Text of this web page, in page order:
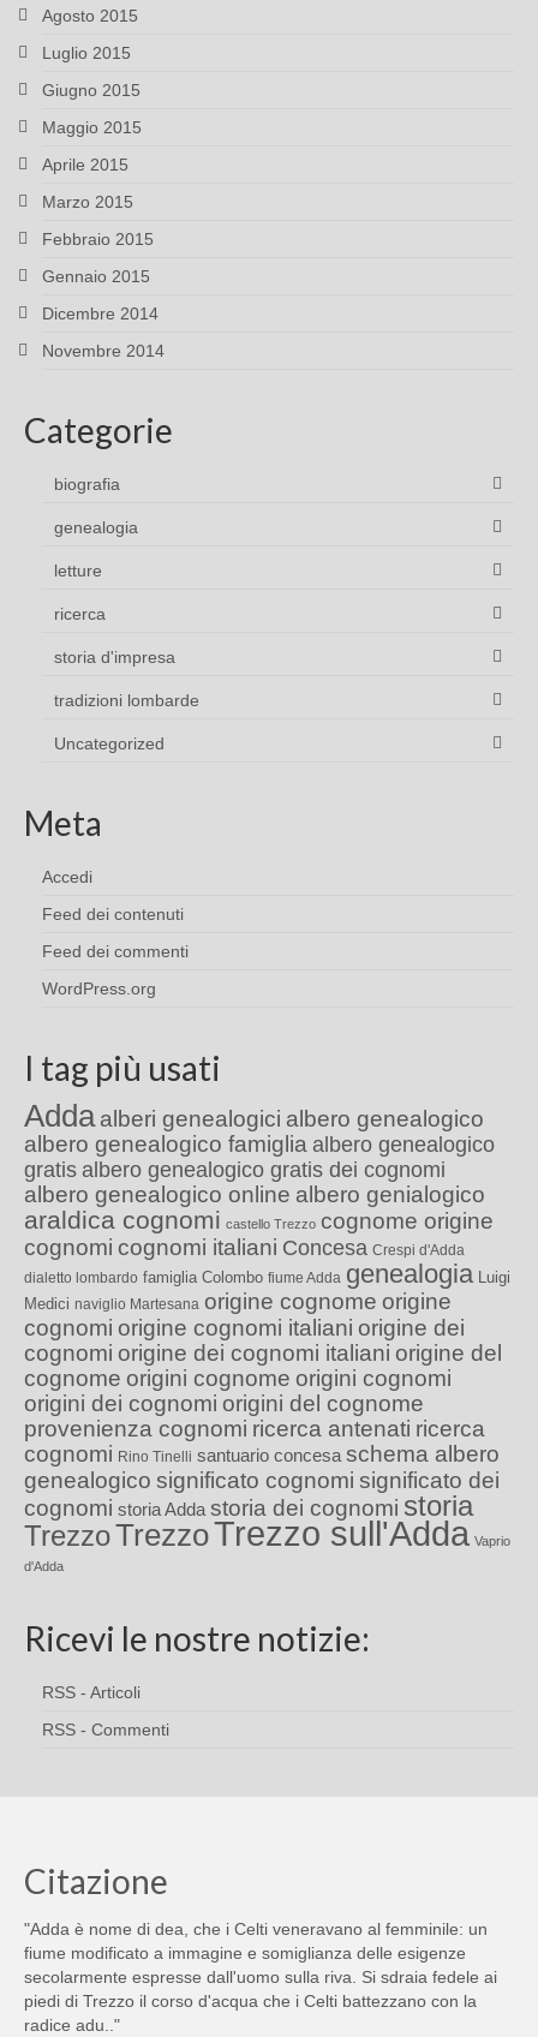
Agosto 2015
Luglio 2015
Giugno 2015
Maggio 2015
Aprile 2015
Marzo 2015
Febbraio 2015
Gennaio 2015
Dicembre 2014
Novembre 2014
Categorie
biografia
genealogia
letture
ricerca
storia d'impresa
tradizioni lombarde
Uncategorized
Meta
Accedi
Feed dei contenuti
Feed dei commenti
WordPress.org
I tag più usati
Adda alberi genealogici albero genealogico
albero genealogico famiglia albero genealogico
gratis albero genealogico gratis dei cognomi
albero genealogico online albero genialogico
araldica cognomi castello Trezzo cognome origine
cognomi cognomi italiani Concesa Crespi d'Adda
dialetto lombardo famiglia Colombo fiume Adda genealogia Luigi
Medici naviglio Martesana origine cognome origine
cognomi origine cognomi italiani origine dei
cognomi origine dei cognomi italiani origine del
cognome origini cognome origini cognomi
origini dei cognomi origini del cognome
provenienza cognomi ricerca antenati ricerca
cognomi Rino Tinelli santuario concesa schema albero
genealogico significato cognomi significato dei
cognomi storia Adda storia dei cognomi storia
TrezzoTrezzoTrezzo sull'Adda Vaprio
d'Adda
Ricevi le nostre notizie:
RSS - Articoli
RSS - Commenti
Citazione
"Adda è nome di dea, che i Celti veneravano al femminile: un
fiume modificato a immagine e somiglianza delle esigenze
secolarmente espresse dall'uomo sulla riva. Si sdraia fedele ai
piedi di Trezzo il corso d'acqua che i Celti battezzano con la
radice adu.."